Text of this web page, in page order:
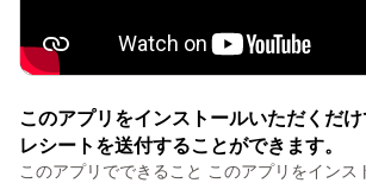
このアプリをインストールいただくだ
レシートを送付することができます。
このアプリでできること このアプリをインス